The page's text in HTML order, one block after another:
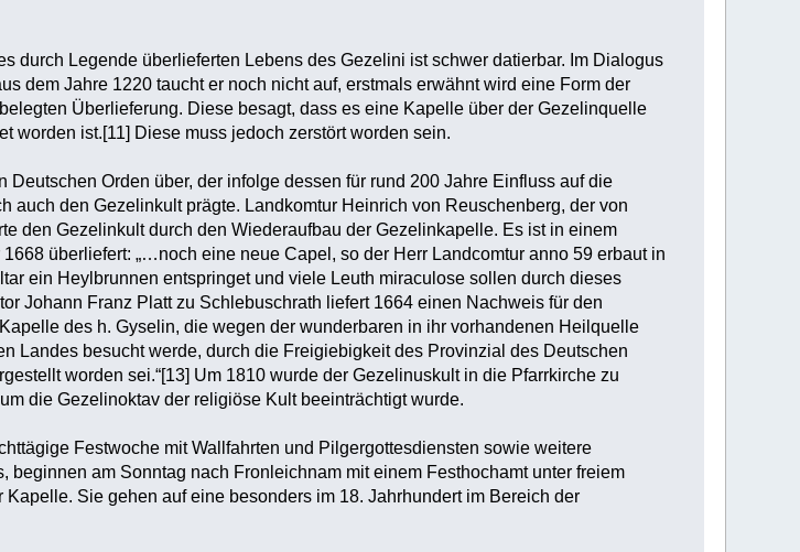
durch Legende überlieferten Lebens des Gezelini ist schwer datierbar. Im Dialogus
dem Jahre 1220 taucht er noch nicht auf, erstmals erwähnt wird eine Form der
Überlieferung. Diese besagt, dass es eine Kapelle über der Gezelinquelle
worden ist.[11] Diese muss jedoch zerstört worden sein.
Deutschen Orden über, der infolge dessen für rund 200 Jahre Einfluss auf die
auch den Gezelinkult prägte. Landkomtur Heinrich von Reuschenberg, der von
den Gezelinkult durch den Wiederaufbau der Gezelinkapelle. Es ist in einem
überliefert: „…noch eine neue Capel, so der Herr Landcomtur anno 59 erbaut in
ein Heylbrunnen entspringet und viele Leuth miraculose sollen durch dieses
Johann Franz Platt zu Schlebuschrath liefert 1664 einen Nachweis für den
des h. Gyselin, die wegen der wunderbaren in ihr vorhandenen Heilquelle
Landes besucht werde, durch die Freigiebigkeit des Provinzial des Deutschen
worden sei.“[13] Um 1810 wurde der Gezelinuskult in die Pfarrkirche zu
die Gezelinoktav der religiöse Kult beeinträchtigt wurde.
Festwoche mit Wallfahrten und Pilgergottesdiensten sowie weitere
beginnen am Sonntag nach Fronleichnam mit einem Festhochamt unter freiem
Sie gehen auf eine besonders im 18. Jahrhundert im Bereich der